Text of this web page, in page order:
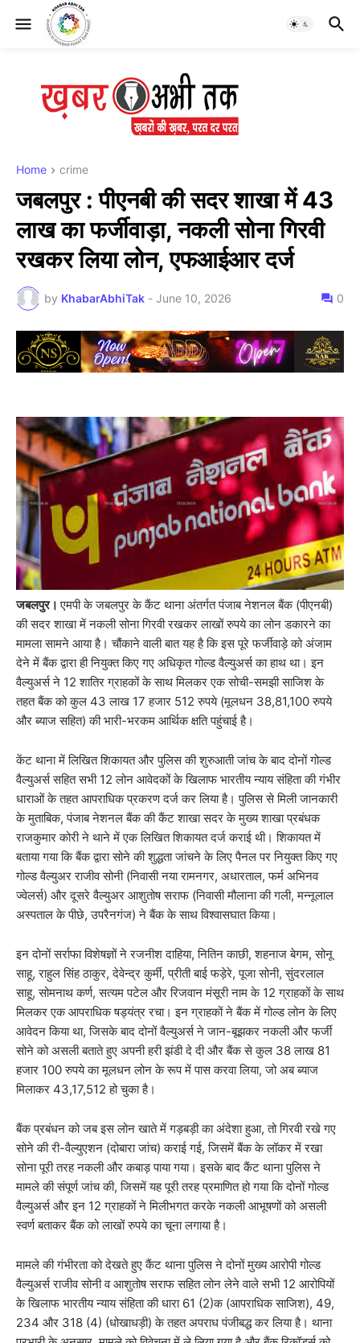
Home crime
जबलपुर : पीएनबी की सदर शाखा में 43
लाख का फर्जीवाड़ा, नकली सोना गिरवी
रखकर लिया लोन, एफआईआर दर्ज
by KhabarAbhiTak - June 10, 2026 0
जबलपुर।एमपी के जबलपुर के कैंट थाना अंतर्गत पंजाब नेशनल बैंक (पीएनबी)
की सदर शाखा में नकली सोना गिरवी रखकर लाखों रुपये का लोन डकारने का
मामला सामने आया है। चौंकाने वाली बात यह है कि इस पूरे फर्जीवाड़े को अंजाम
देने में बैंक द्वारा ही नियुक्त किए गए अधिकृत गोल्ड वैल्युअर्स का हाथ था। इन
वैल्युअर्स ने 12 शातिर ग्राहकों के साथ मिलकर एक सोची-समझी साजिश के
तहत बैंक को कुल 43 लाख 17 हजार 512 रुपये (मूलधन 38,81,100 रुपये
और ब्याज सहित) की भारी-भरकम आर्थिक क्षति पहुंचाई है।
केंट थाना में लिखित शिकायत और पुलिस की शुरुआती जांच के बाद दोनों गोल्ड
वैल्युअर्स सहित सभी 12 लोन आवेदकों के खिलाफ भारतीय न्याय संहिता की गंभीर
धाराओं के तहत आपराधिक प्रकरण दर्ज कर लिया है। पुलिस से मिली जानकारी
के मुताबिक, पंजाब नेशनल बैंक की कैंट शाखा सदर के मुख्य शाखा प्रबंधक
राजकुमार कोरी ने थाने में एक लिखित शिकायत दर्ज कराई थी। शिकायत में
बताया गया कि बैंक द्वारा सोने की शुद्धता जांचने के लिए पैनल पर नियुक्त किए गए
गोल्ड वैल्युअर राजीव सोनी (निवासी नया रामनगर, अधारताल, फर्म अभिनव
ज्वेलर्स) और दूसरे वैल्युअर आशुतोष सराफ (निवासी मौलाना की गली, मन्नूलाल
अस्पताल के पीछे, उपरैनगंज) ने बैंक के साथ विश्वासघात किया।
इन दोनों सर्राफा विशेषज्ञों ने रजनीश दाहिया, नितिन काछी, शहनाज बेगम, सोनू
साहू, राहुल सिंह ठाकुर, देवेन्द्र कुर्मी, प्रीती बाई फड़ेरे, पूजा सोनी, सुंदरलाल
साहू, सोमनाथ कर्ण, सत्यम पटेल और रिजवान मंसूरी नाम के 12 ग्राहकों के साथ
मिलकर एक आपराधिक षड्यंत्र रचा। इन ग्राहकों ने बैंक में गोल्ड लोन के लिए
आवेदन किया था, जिसके बाद दोनों वैल्युअर्स ने जान-बूझकर नकली और फर्जी
सोने को असली बताते हुए अपनी हरी झंडी दे दी और बैंक से कुल 38 लाख 81
हजार 100 रुपये का मूलधन लोन के रूप में पास करवा लिया, जो अब ब्याज
मिलाकर 43,17,512 हो चुका है।
बैंक प्रबंधन को जब इस लोन खाते में गड़बड़ी का अंदेशा हुआ, तो गिरवी रखे गए
सोने की री-वैल्युएशन (दोबारा जांच) कराई गई, जिसमें बैंक के लॉकर में रखा
सोना पूरी तरह नकली और कबाड़ पाया गया। इसके बाद कैंट थाना पुलिस ने
मामले की संपूर्ण जांच की, जिसमें यह पूरी तरह प्रमाणित हो गया कि दोनों गोल्ड
वैल्युअर्स और इन 12 ग्राहकों ने मिलीभगत करके नकली आभूषणों को असली
स्वर्ण बताकर बैंक को लाखों रुपये का चूना लगाया है।
मामले की गंभीरता को देखते हुए कैंट थाना पुलिस ने दोनों मुख्य आरोपी गोल्ड
वैल्युअर्स राजीव सोनी व आशुतोष सराफ सहित लोन लेने वाले सभी 12 आरोपियों
के खिलाफ भारतीय न्याय संहिता की धारा 61 (2)क (आपराधिक साजिश), 49,
234 और 318 (4) (धोखाधड़ी) के तहत अपराध पंजीबद्ध कर लिया है। थाना